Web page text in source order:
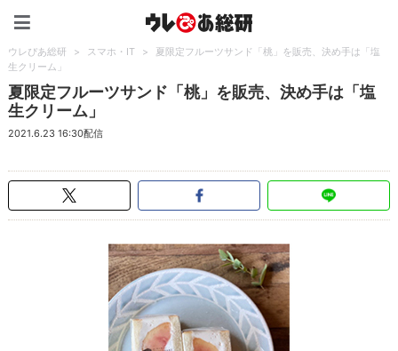
ウレぴあ総研 > スマホ・IT >
夏限定フルーツサンド「桃」を販売、決め手は「塩
生クリーム」
夏限定フルーツサンド「桃」を販売、決め手は「塩
生クリーム」
2021.6.23 16:30配信